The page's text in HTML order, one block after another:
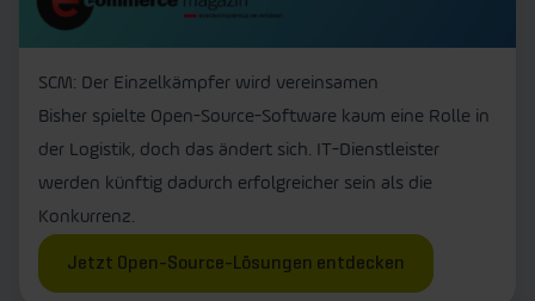
SCM: Der Einzelkämpfer wird vereinsamen
Bisher spielte Open-Source-Software kaum eine Rolle in
der Logistik, doch das ändert sich. IT-Dienstleister
werden künftig dadurch erfolgreicher sein als die
Konkurrenz.
Jetzt Open-Source-Lösungen entdecken